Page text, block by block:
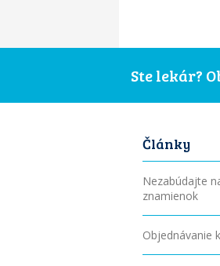
Ste lekár?
Články
Nezabúdajte
znamienok
Objednávanie